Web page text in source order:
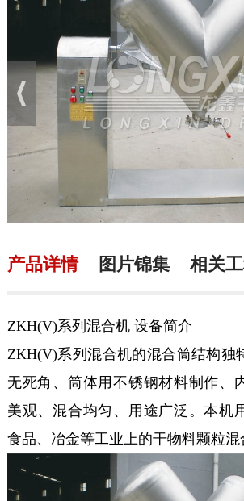
产品详情 图片锦集 相关
ZKH(V)系列混合机 设备简介
ZKH(V)系列混合机的混合筒结构独
无死角、筒体用不锈钢材料制作、
美观、混合均匀、用途广泛。本机
食品、冶金等工业上的干物料颗粒混